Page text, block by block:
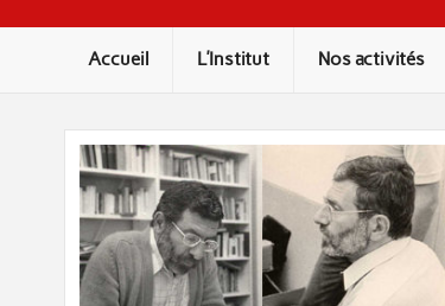
Accueil L’Institut Nos activités